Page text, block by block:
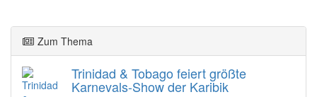
Zum Thema
Trinidad & Tobago feiert größte
Karnevals-Show der Karibik